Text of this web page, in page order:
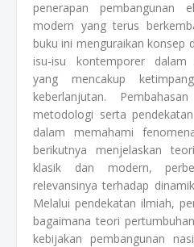
penerapan pembangunan
modern yangterus
buku ini menguraikan konsep
isu-isu
kontemporer dalam
yang mencakup
keberlanjutan. Pembahasan
metodologi serta pendekatan
dalam
memahami
berikutnya
menjelaskan teori
klasik dan modern,
relevansinya terhadap
Melalui pendekatan ilmiah,
bagaimana teori pertumbuhan
kebijakan
pembangunan